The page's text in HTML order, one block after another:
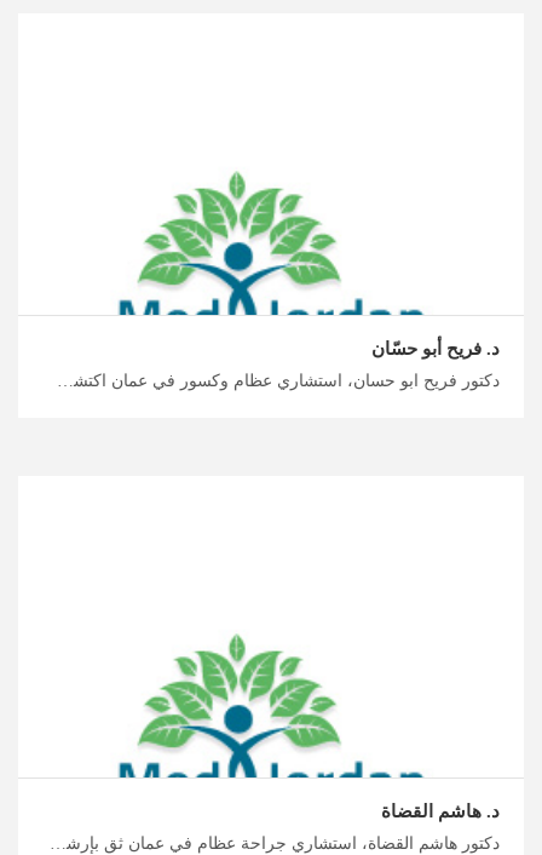
د. فريح أبو حسّان
دكتور فريح ابو حسان، استشاري عظام وكسور في عمان اكتشف اتجاهات السياحة العلاجية في الأردن معنا، أخصائي تقويم العظام في الأردن لعلاج العظام والكسور والإصابات الرياضية، ابدأ التخطيط لرحلتك العلاجية مع ميدكس
د. هاشم القضاة
دكتور هاشم القضاة، استشاري جراحة عظام في عمان ثق بإرشادات خبرائنا، علاج عدوى العظام في الأردن من قبل أفضل جراحين العظام والمفاصل في الأردن، ابدأ بتخطيط رحلة علاجة واستشفائية آمنة مع ميدكس الأردن